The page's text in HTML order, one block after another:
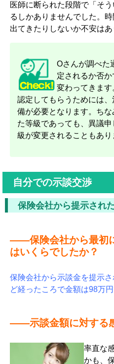
医師に断られた段階で「そ
るしかありませんでした。
出てきたりしないか不安はあ
Oさんが調べた
定されるか否か
変わってきま
認定してもらうためには
備が必要となります。ち
た等級であっても、異議
級が変更されることもあり
自分での示談交渉
保険会社から提示され
――保険会社から最初
はいくらでしたか？
保険会社から示談金を提示
ど経ったころで金額は98万
――示談金額に対する
率直な
かも、